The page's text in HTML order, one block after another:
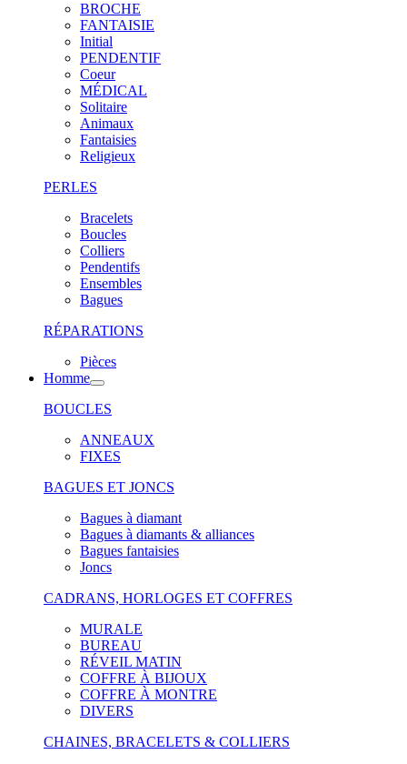
BROCHE
FANTAISIE
Initial
PENDENTIF
Coeur
MÉDICAL
Solitaire
Animaux
Fantaisies
Religieux
PERLES
Bracelets
Boucles
Colliers
Pendentifs
Ensembles
Bagues
RÉPARATIONS
Pièces
Homme
BOUCLES
ANNEAUX
FIXES
BAGUES ET JONCS
Bagues à diamant
Bagues à diamants & alliances
Bagues fantaisies
Joncs
CADRANS, HORLOGES ET COFFRES
MURALE
BUREAU
RÉVEIL MATIN
COFFRE À BIJOUX
COFFRE À MONTRE
DIVERS
CHAINES, BRACELETS & COLLIERS